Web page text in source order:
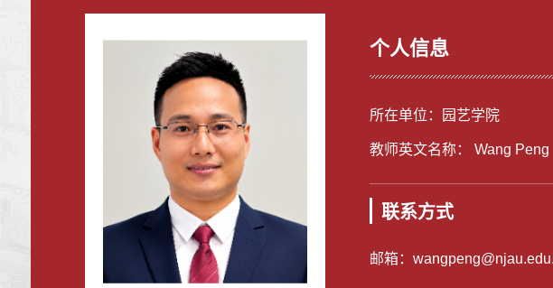
个人信息
所在单位：园艺学院
教师英文名称： Wang Peng
联系方式
邮箱：